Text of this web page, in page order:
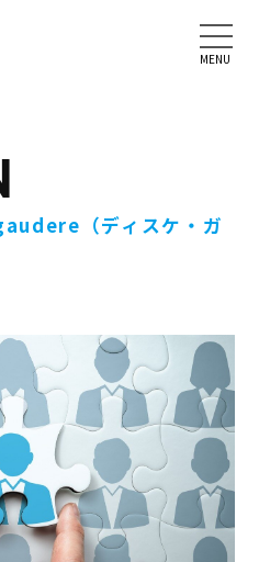
（ディスケ・ガ